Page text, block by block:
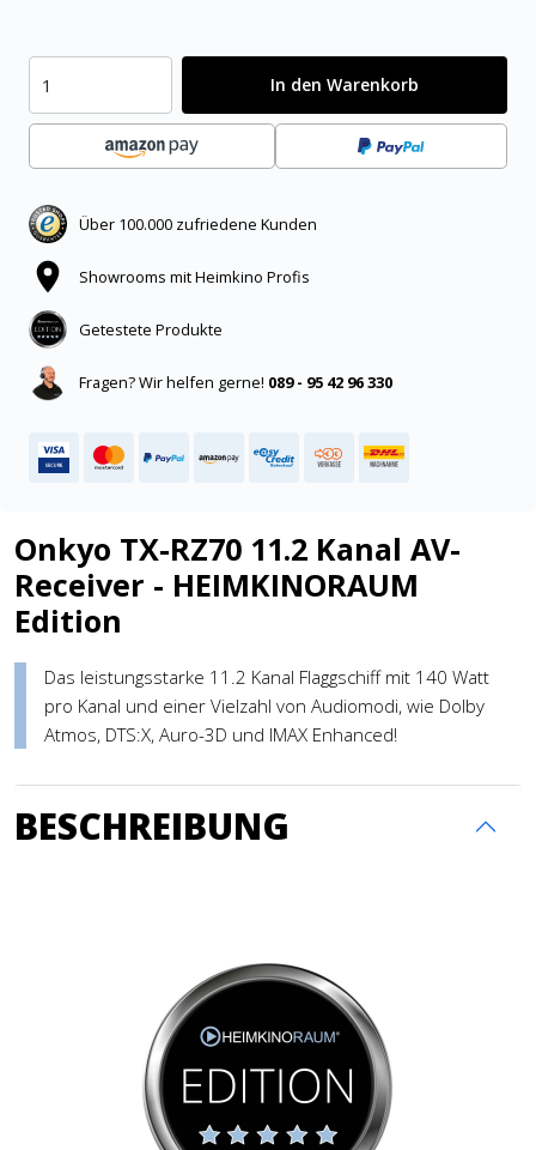
In den Warenkorb
Über 100.000 zufriedene Kunden
Showrooms mit Heimkino Profis
Getestete Produkte
Fragen? Wir helfen gerne! 089 - 95 42 96 330
Onkyo TX-RZ70 11.2 Kanal AV-
Receiver - HEIMKINORAUM
Edition
Das leistungsstarke 11.2 Kanal Flaggschiff mit 140 Watt
pro Kanal und einer Vielzahl von Audiomodi, wie Dolby
Atmos, DTS:X, Auro-3D und IMAX Enhanced!
BESCHREIBUNG